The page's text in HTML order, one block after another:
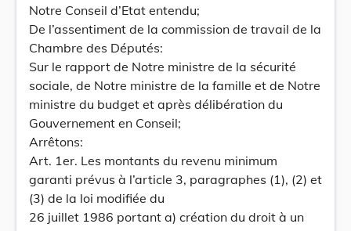
Notre Conseil d’Etat entendu;
De l’assentiment de la commission de travail de la
Chambre des Députés:
Sur le rapport de Notre ministre de la sécurité
sociale, de Notre ministre de la famille et de Notre
ministre du budget et après délibération du
Gouvernement en Conseil;
Arrêtons:
Art. 1er. Les montants du revenu minimum
garanti prévus à l’article 3, paragraphes (1), (2) et
(3) de la loi modifiée du
26 juillet 1986 portant a) création du droit à un